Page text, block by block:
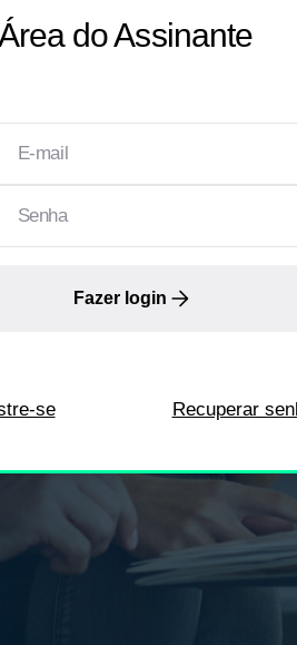
Área do Assinante
Fazer login
se Recuperar